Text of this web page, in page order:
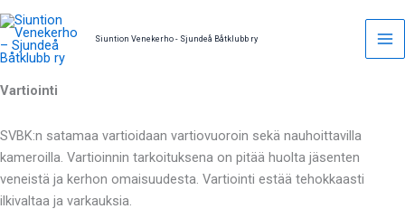
Skip
to
content
Siuntion Venekerho - Sjundeå Båtklubb ry
Vartiointi
SVBK:n satamaa vartioidaan vartiovuoroin sekä nauhoittavilla
kameroilla. Vartioinnin tarkoituksena on pitää huolta jäsenten
veneistä ja kerhon omaisuudesta. Vartiointi estää tehokkaasti
ilkivaltaa ja varkauksia.